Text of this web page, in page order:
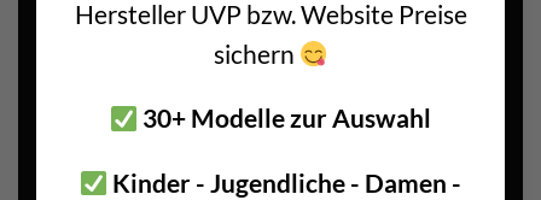
Hersteller UVP bzw. Website Preise
sichern
30+ Modelle zur Auswahl
Kinder - Jugendliche - Damen -